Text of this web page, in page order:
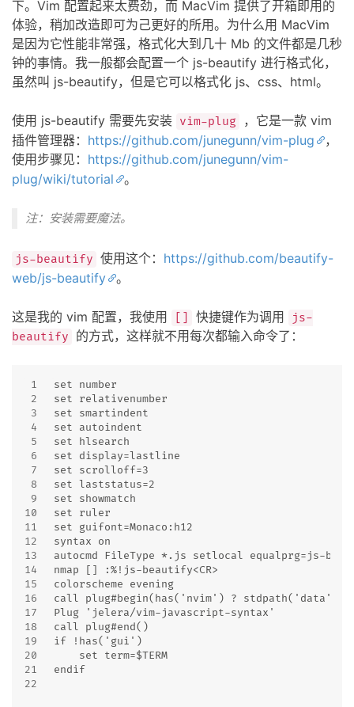
下。Vim 配置起来太费劲，而 MacVim 提供了开箱即用的
体验，稍加改造即可为己更好的所用。为什么用 MacVim
是因为它性能非常强，格式化大到几十 Mb 的文件都是几秒
钟的事情。我一般都会配置一个 js-beautify 进行格式化，
虽然叫 js-beautify，但是它可以格式化 js、css、html。
使用 js-beautify 需要先安装 vim-plug
，它是一款 vim
插件管理器： https://github.com/junegunn/vim-plug
，
使用步骤见： https://github.com/junegunn/vim-
plug/wiki/tutorial
。
注：安装需要魔法。
js-beautify 使用这个： https://github.com/beautify-
web/js-beautify
。
这是我的 vim 配置，我使用 快捷键作为调用
js-
beautify
的方式，这样就不用每次都输入命令了：
1
2
3
4
5
6
7
8
9
10
11
12
13
14
15
16
17
18
19
20
21
22
set number
set relativenumber
set smartindent
set autoindent
set hlsearch
set display=lastline
set scrolloff=3
set laststatus=2
set showmatch
set ruler
set guifont=Monaco:h12
syntax on
autocmd FileType *.js setlocal equalprg=js-
nmap [] :%!js-beautify<CR>
colorscheme evening
call plug#begin(has('nvim') ? stdpath('data')
Plug 'jelera/vim-javascript-syntax'
call plug#end()
if !has('gui')
    set term=$TERM
endif